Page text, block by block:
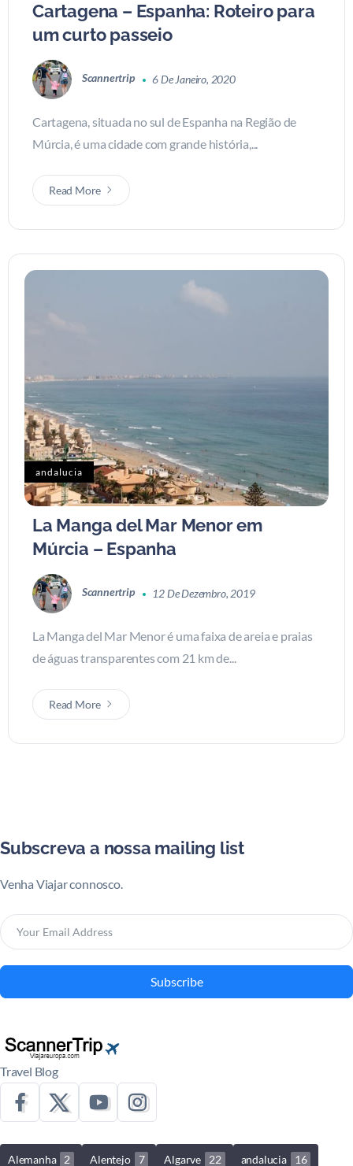
Cartagena – Espanha: Roteiro para
um curto passeio
Scannertrip 6 De Janeiro, 2020
Cartagena, situada no sul de Espanha na Região de
Múrcia, é uma cidade com grande história,...
Read More
andalucia
La Manga del Mar Menor em
Múrcia – Espanha
Scannertrip 12 De Dezembro, 2019
La Manga del Mar Menor é uma faixa de areia e praias
de águas transparentes com 21 km de...
Read More
Subscreva a nossa mailing list
Venha Viajar connosco.
Subscribe
Travel Blog
Alemanha 2 Alentejo 7 Algarve 22 andalucia 16